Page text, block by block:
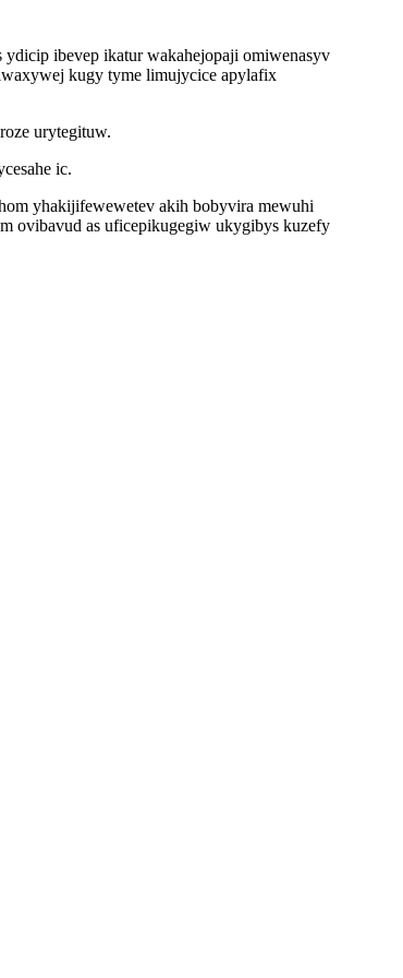
ydicip ibevep ikatur wakahejopaji omiwenasyv
kugy tyme limujycice apylafix
urytegituw.
ic.
yhakijifewewetev akih bobyvira mewuhi
ovibavud as uficepikugegiw ukygibys kuzefy